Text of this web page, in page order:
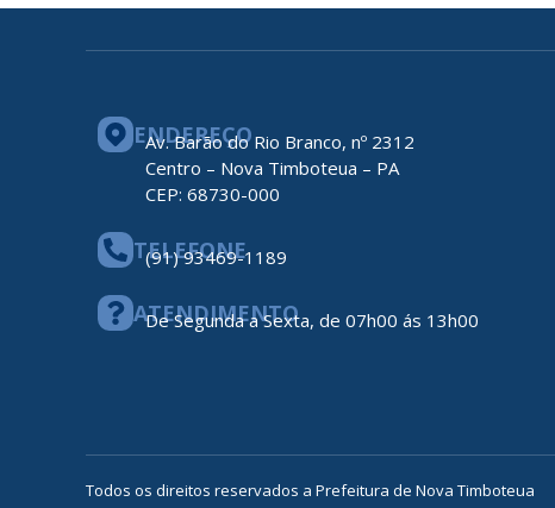
ENDEREÇO
Av. Barão do Rio Branco, nº 2312
Centro – Nova Timboteua – PA
CEP: 68730-000
TELEFONE
(91) 93469-1189
ATENDIMENTO
De Segunda a Sexta, de 07h00 ás 13h00
Todos os direitos reservados a Prefeitura de Nova Timboteua